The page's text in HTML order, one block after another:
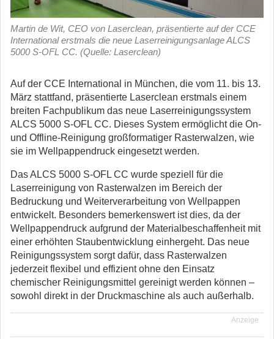
Martin de Wit, CEO von Laserclean, präsentierte auf der CCE
International erstmals die neue Laserreinigungsanlage ALCS
5000 S-OFL CC. (Quelle: Laserclean)
Auf der CCE International in München, die vom 11. bis 13.
März stattfand, präsentierte Laserclean erstmals einem
breiten Fachpublikum das neue Laserreinigungssystem
ALCS 5000 S-OFL CC. Dieses System ermöglicht die On-
und Offline-Reinigung großformatiger Rasterwalzen, wie
sie im Wellpappendruck eingesetzt werden.
Das ALCS 5000 S-OFL CC wurde speziell für die
Laserreinigung von Rasterwalzen im Bereich der
Bedruckung und Weiterverarbeitung von Wellpappen
entwickelt. Besonders bemerkenswert ist dies, da der
Wellpappendruck aufgrund der Materialbeschaffenheit mit
einer erhöhten Staubentwicklung einhergeht. Das neue
Reinigungssystem sorgt dafür, dass Rasterwalzen
jederzeit flexibel und effizient ohne den Einsatz
chemischer Reinigungsmittel gereinigt werden können –
sowohl direkt in der Druckmaschine als auch außerhalb.
Anzeige